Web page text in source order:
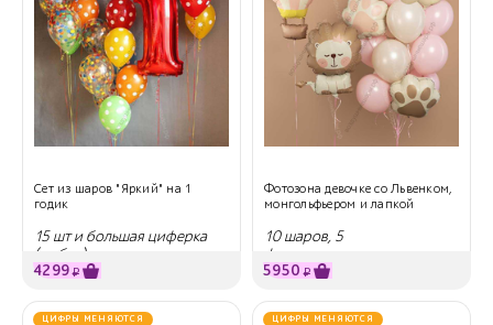
Сет из шаров "Яркий" на 1
годик
15 шт и большая циферка
(любая)
4299₽
Фотозона девочке со Львенком,
монгольфьером и лапкой
10 шаров, 5
фольгированных шаров
5950 ₽
ЦИФРЫ МЕНЯЮТСЯ ЦИФРЫ МЕНЯЮТСЯ